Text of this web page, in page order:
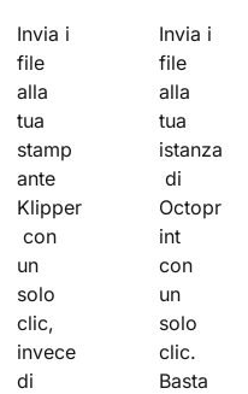
Invia i
file
alla
tua
stamp
ante
Klipper
con
un
solo
clic,
invece
di
Invia i
file
alla
tua
istanza
di
Octopr
int
con
un
solo
clic.
Basta